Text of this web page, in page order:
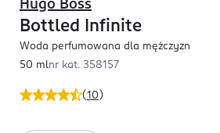
(10 )
Hugo Boss
Bottled Infinite
Woda perfumowana dla mężczyzn
50 mlnr kat. 358157